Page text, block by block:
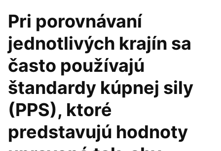
Pri porovnávaní
jednotlivých krajín sa
často používajú
štandardy kúpnej sily
(PPS), ktoré
predstavujú hodnoty